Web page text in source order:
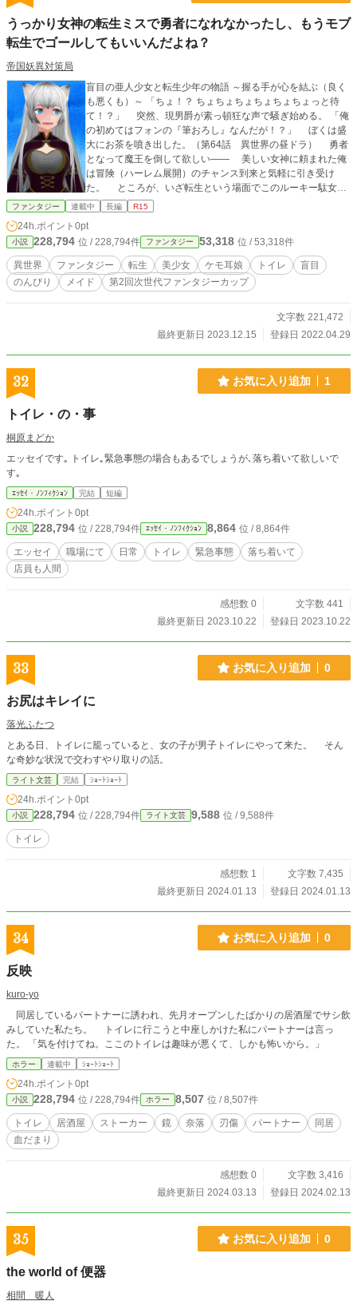
うっかり女神の転生ミスで勇者になれなかったし、もうモブ
転生でゴールしてもいいんだよね？
帝国妖異対策局
盲目の亜人少女と転生少年の物語 ～握る手が心を結ぶ（良く
も悪くも）～ 「ちょ！？ ちょちょちょちょちょちょっと待
て！？」 突然、現男爵が素っ頓狂な声で騒ぎ始める。 「俺
の初めてはフォンの『筆おろし』なんだが！？」 ぼくは盛
大にお茶を噴き出した。（第64話 異世界の昼ドラ） 勇者
となって魔王を倒して欲しい―― 美しい女神に頼まれた俺
は冒険（ハーレム展開）のチャンス到来と気軽に引き受け
た。 ところが、いざ転生という場面でこのルーキー駄女神
が痛恨のエラー。 奴隷少年に転生した俺は冒険とは無縁
は王子になるはずが老王に転生。 三度目の転生、今度こそ
勇者にと意気込んでいたら、 なんとこのスーパールーキー
駄女神…… 既に他の誰かを勇者転生させてしまってい
た！ ☆この物語は、法律・法令に反する行為を容認・推奨
するものではありません。
ファンタジー 連載中 長編 R15
24h.ポイント 0pt
小説 228,794 位 / 228,794件 ファンタジー 53,318 位 / 53,318件
異世界 ファンタジー 転生 美少女 ケモ耳娘 トイレ
盲目
のんびり
メイド 第2回次世代ファンタジーカップ
文字数 221,472
最終更新日 2023.12.15
登録日 2022.04.29
32 お気に入り追加 1
トイレ・の・事
桐原まどか
エッセイです｡ トイレ｡緊急事態の場合もあるでしょうが､落ち着いて欲しいで
す｡
ｴｯｾｲ・ﾉﾝﾌｨｸｼｮﾝ 完結 短編
24h.ポイント 0pt
小説 228,794 位 / 228,794件 ｴｯｾｲ・ﾉﾝﾌｨｸｼｮﾝ 8,864 位 / 8,864件
エッセイ 職場にて 日常 トイレ 緊急事態
落ち着いて
店員も人間
感想数 0
文字数 441
最終更新日 2023.10.22
登録日 2023.10.22
33 お気に入り追加 0
お尻はキレイに
落光ふたつ
とある日、トイレに籠っていると、女の子が男子トイレにやって来た。 そん
な奇妙な状況で交わすやり取りの話。
ライト文芸 完結 ｼｮｰﾄｼｮｰﾄ
24h.ポイント 0pt
小説 228,794 位 / 228,794件 ライト文芸 9,588 位 / 9,588件
トイレ
感想数 1
文字数 7,435
最終更新日 2024.01.13
登録日 2024.01.13
34 お気に入り追加 0
反映
kuro-yo
同居しているパートナーに誘われ、先月オープンしたばかりの居酒屋でサシ飲
みしていた私たち。 トイレに行こうと中座しかけた私にパートナーは言っ
た。 「気を付けてね。ここのトイレは趣味が悪くて、しかも怖いから。」
ホラー 連載中 ｼｮｰﾄｼｮｰﾄ
24h.ポイント 0pt
小説 228,794 位 / 228,794件 ホラー 8,507 位 / 8,507件
トイレ 居酒屋 ストーカー 鏡 奈落 刃傷 パートナー
同居
血だまり
感想数 0
文字数 3,416
最終更新日 2024.03.13
登録日 2024.02.13
35 お気に入り追加 0
the world of 便器
相間 暖人